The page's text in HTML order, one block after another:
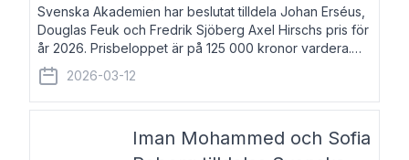
Svenska Akademien har beslutat tilldela Johan Erséus,
Douglas Feuk och Fredrik Sjöberg Axel Hirschs pris för
år 2026. Prisbeloppet är på 125 000 kronor vardera.
Johan Erséus, född 1959, är fackboksförfattare och
journalist med mångårigt för
2026-03-12
Iman Mohammed och Sofia